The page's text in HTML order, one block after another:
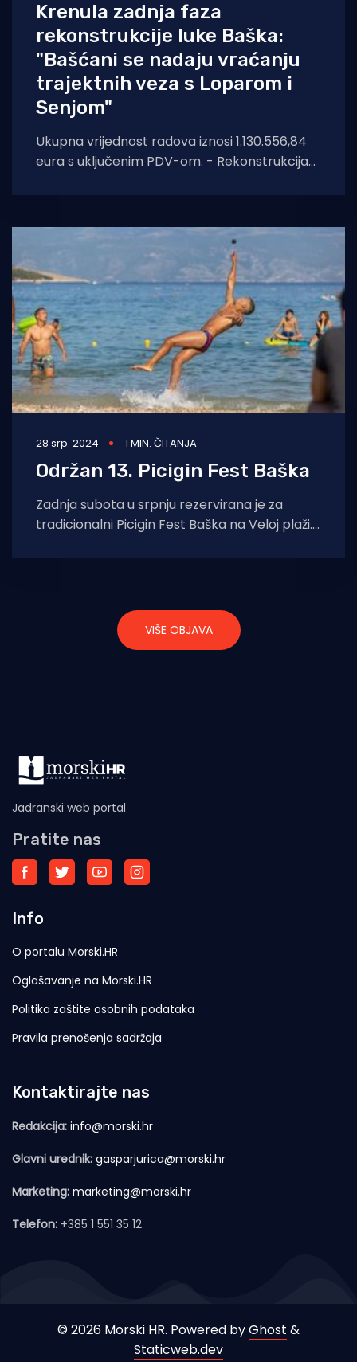
Krenula zadnja faza
rekonstrukcije luke Baška:
"Bašćani se nadaju vraćanju
trajektnih veza s Loparom i
Senjom"
Ukupna vrijednost radova iznosi 1.130.556,84
eura s uključenim PDV-om. - Rekonstrukcija
28 srp. 2024 1 MIN. ČITANJA
Održan 13. Picigin Fest Baška
Zadnja subota u srpnju rezervirana je za
tradicionalni Picigin Fest Baška na Veloj plaži.
VIŠE OBJAVA
Jadranski web portal
Pratite nas
Info
O portalu Morski.HR
Oglašavanje na Morski.HR
Politika zaštite osobnih podataka
Pravila prenošenja sadržaja
Kontaktirajte nas
Redakcija: info@morski.hr
Glavni urednik: gasparjurica@morski.hr
Marketing: marketing@morski.hr
Telefon: +385 1 551 35 12
© 2026 Morski HR. Powered byGhost &
Staticweb.dev